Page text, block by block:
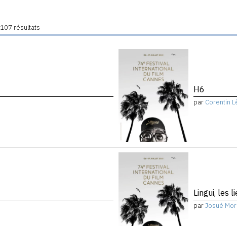
107 résultats
H6
par Corentin
Lingui, les
parJosué